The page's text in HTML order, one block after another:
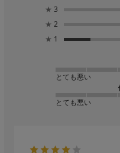
★ 3
★ 2
★ 1
とても悪い
とても悪い